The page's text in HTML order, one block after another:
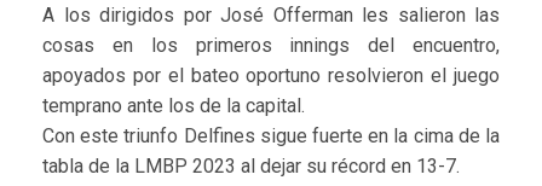
A los dirigidos por José Offerman les salieron las
cosas en los primeros innings del encuentro,
apoyados por el bateo oportuno resolvieron el juego
temprano ante los de la capital.
Con este triunfo Delfines sigue fuerte en la cima de la
tabla de la LMBP 2023 al dejar su récord en 13-7.